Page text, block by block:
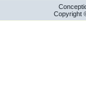
Copyright